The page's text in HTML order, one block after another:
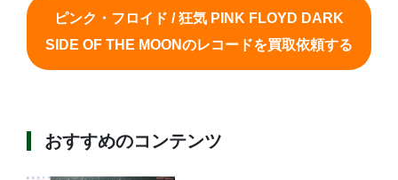
ピンク・フロイド / 狂気 PINK FLOYD DARK
SIDE OF THE MOONのレコードを買取依頼する
おすすめのコンテンツ